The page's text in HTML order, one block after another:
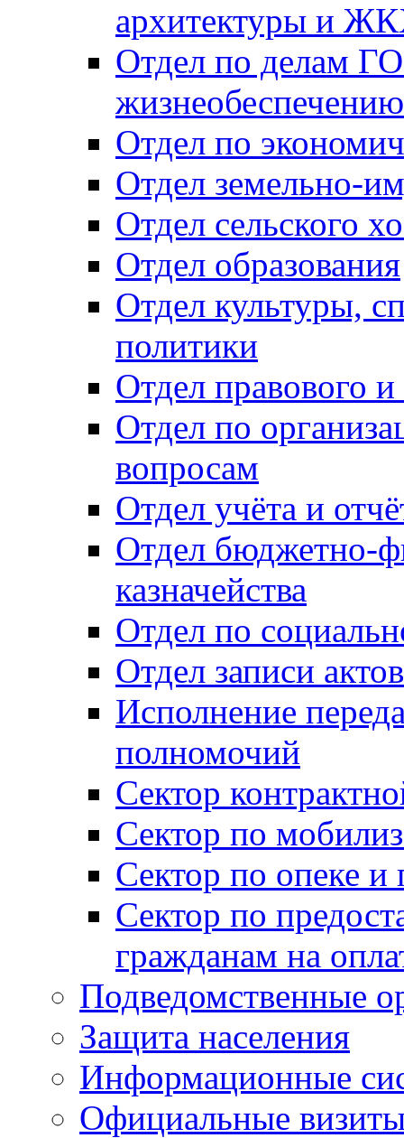
архитектуры и
Отдел по делам
Отдел по
Отдел земельно-
Отдел сельского
Отдел образования
Отдел культуры,
политики
Отдел правового
Отдел по
вопросам
Отдел учёта и
Отдел бюджетно-
казначейства
Отдел по
Отдел записи
Исполнение
полномочий
Сектор
Сектор по
Сектор по опеке и
Сектор по
гражданам на
Подведомственные
Защита населения
Информационные
Официальные